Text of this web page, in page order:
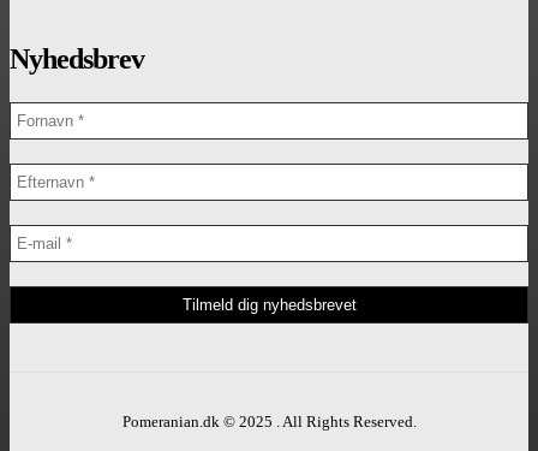
Nyhedsbrev
Pomeranian.dk © 2025 . All Rights Reserved.